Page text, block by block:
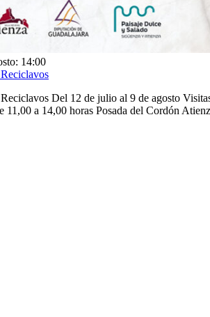
14:00
Del 12 de julio al 9 de agosto
11,00 a 14,00 horas Posada del Cordón